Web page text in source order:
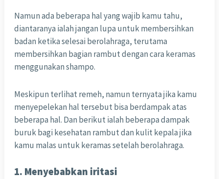
Namun ada beberapa hal yang wajib kamu tahu,
diantaranya ialah jangan lupa untuk membersihkan
badan ketika selesai berolahraga, terutama
membersihkan bagian rambut dengan cara keramas
menggunakan shampo.
Meskipun terlihat remeh, namun ternyata jika kamu
menyepelekan hal tersebut bisa berdampak atas
beberapa hal. Dan berikut ialah beberapa dampak
buruk bagi kesehatan rambut dan kulit kepala jika
kamu malas untuk keramas setelah berolahraga.
1. Menyebabkan iritasi